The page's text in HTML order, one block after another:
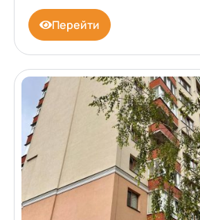
Перейти